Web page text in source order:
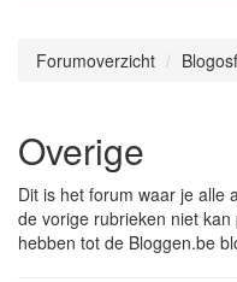
Forumoverzicht
Overige
Dit is het forum waar je alle
de vorige rubrieken niet
hebben tot de Bloggen.be